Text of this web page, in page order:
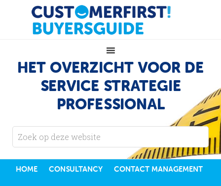
HET OVERZICHT VOOR DE
SERVICE STRATEGIE
PROFESSIONAL
HOME CONSULTANCY CONTACT MANAGEMENT